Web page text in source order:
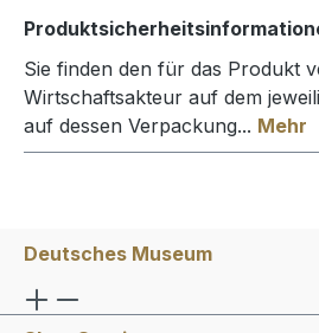
Sie finden den für das Produkt
Wirtschaftsakteur auf dem
auf dessen Verpackung... Mehr
Deutsches Museum